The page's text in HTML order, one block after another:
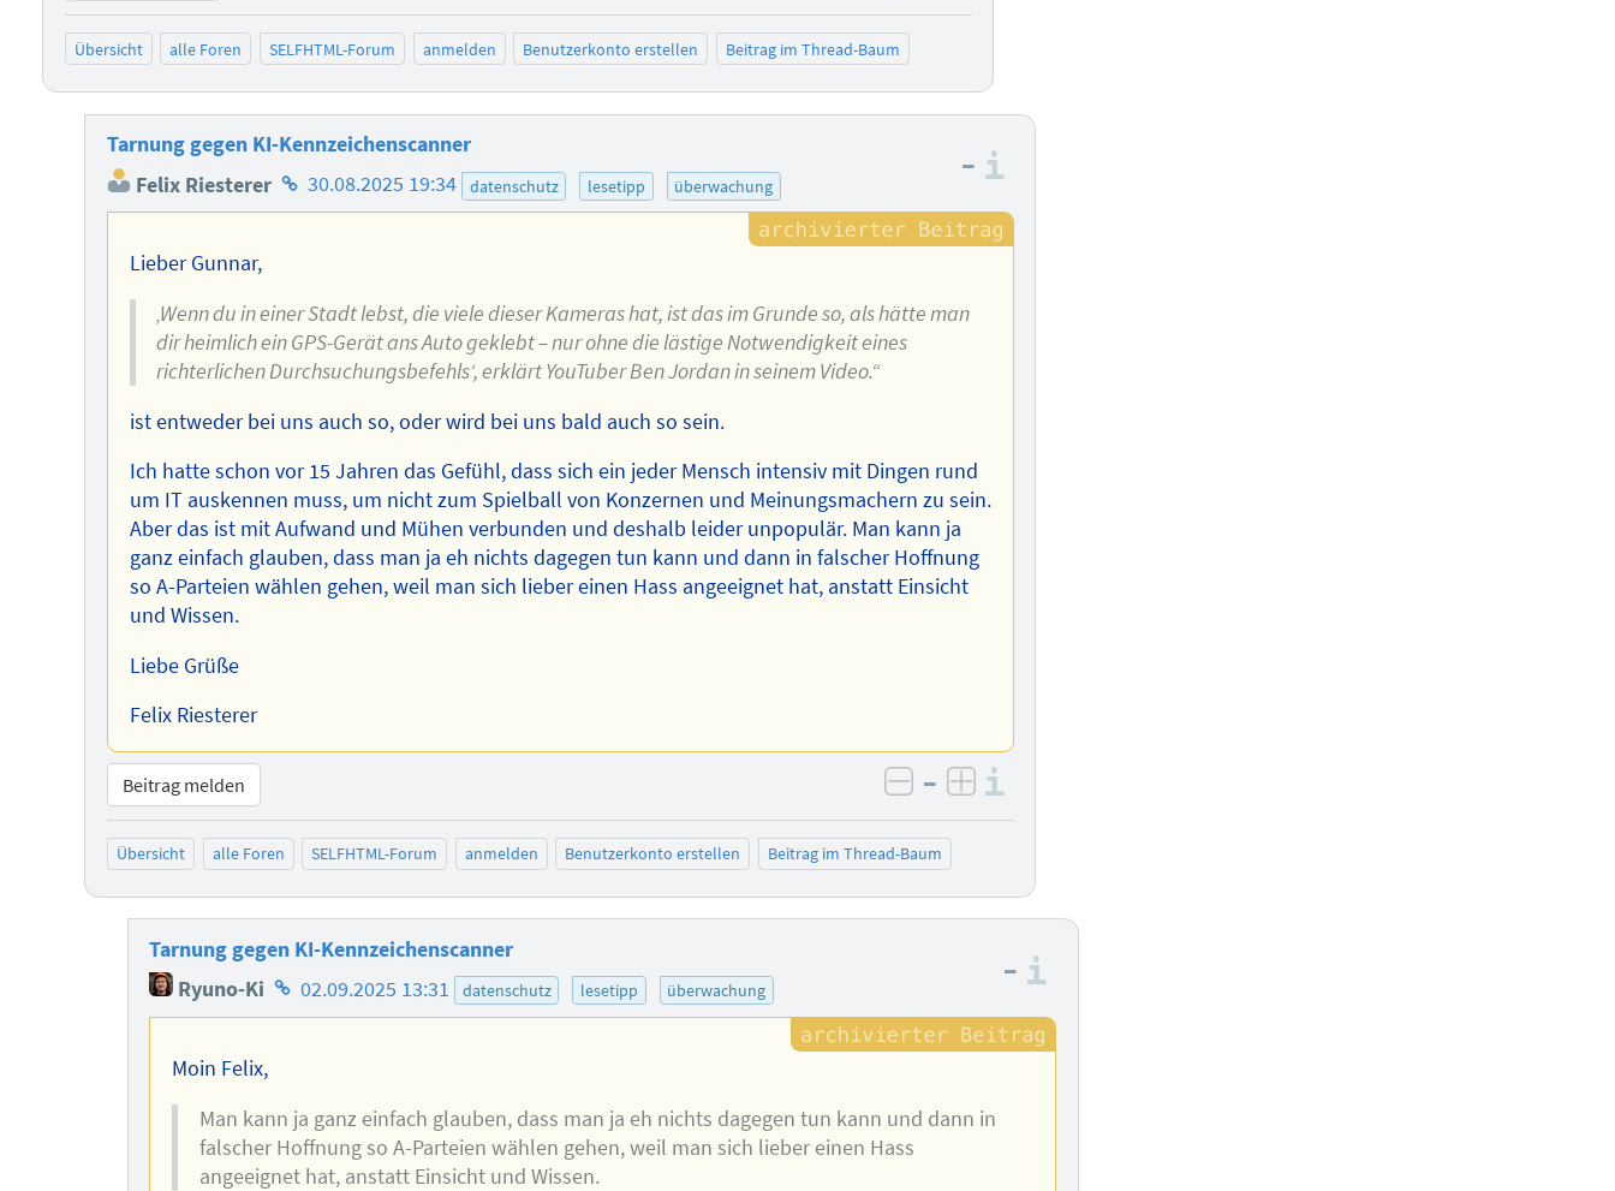
Übersicht alle Foren SELFHTML-Forum anmelden Benutzerkonto erstellen Beitrag im Thread-Baum
Tarnung gegen KI-Kennzeichenscanner
Felix Riesterer Homepage
des
30.08.2025 19:34 datenschutz lesetipp überwachung
–
Lieber Gunnar,
‚Wenn du in einer Stadt lebst, die viele dieser Kameras hat, ist das im Grunde so, als hätte man
dir heimlich ein GPS-Gerät ans Auto geklebt – nur ohne die lästige Notwendigkeit eines
richterlichen Durchsuchungsbefehls‘, erklärt YouTuber Ben Jordan in seinem Video.“
ist entweder bei uns auch so, oder wird bei uns bald auch so sein.
Ich hatte schon vor 15 Jahren das Gefühl, dass sich ein jeder Mensch intensiv mit Dingen rund
um IT auskennen muss, um nicht zum Spielball von Konzernen und Meinungsmachern zu sein.
Aber das ist mit Aufwand und Mühen verbunden und deshalb leider unpopulär. Man kann ja
ganz einfach glauben, dass man ja eh nichts dagegen tun kann und dann in falscher Hoffnung
so A-Parteien wählen gehen, weil man sich lieber einen Hass angeeignet hat, anstatt Einsicht
und Wissen.
Liebe Grüße
Felix Riesterer
Beitrag melden negativ bewerten
– positiv bewerten
Übersicht alle Foren SELFHTML-Forum anmelden Benutzerkonto erstellen Beitrag im Thread-Baum
Tarnung gegen KI-Kennzeichenscanner
Ryuno-Ki Homepage
des
02.09.2025 13:31 datenschutz lesetipp überwachung
–
Moin Felix,
Man kann ja ganz einfach glauben, dass man ja eh nichts dagegen tun kann und dann in
falscher Hoffnung so A-Parteien wählen gehen, weil man sich lieber einen Hass
angeeignet hat, anstatt Einsicht und Wissen.